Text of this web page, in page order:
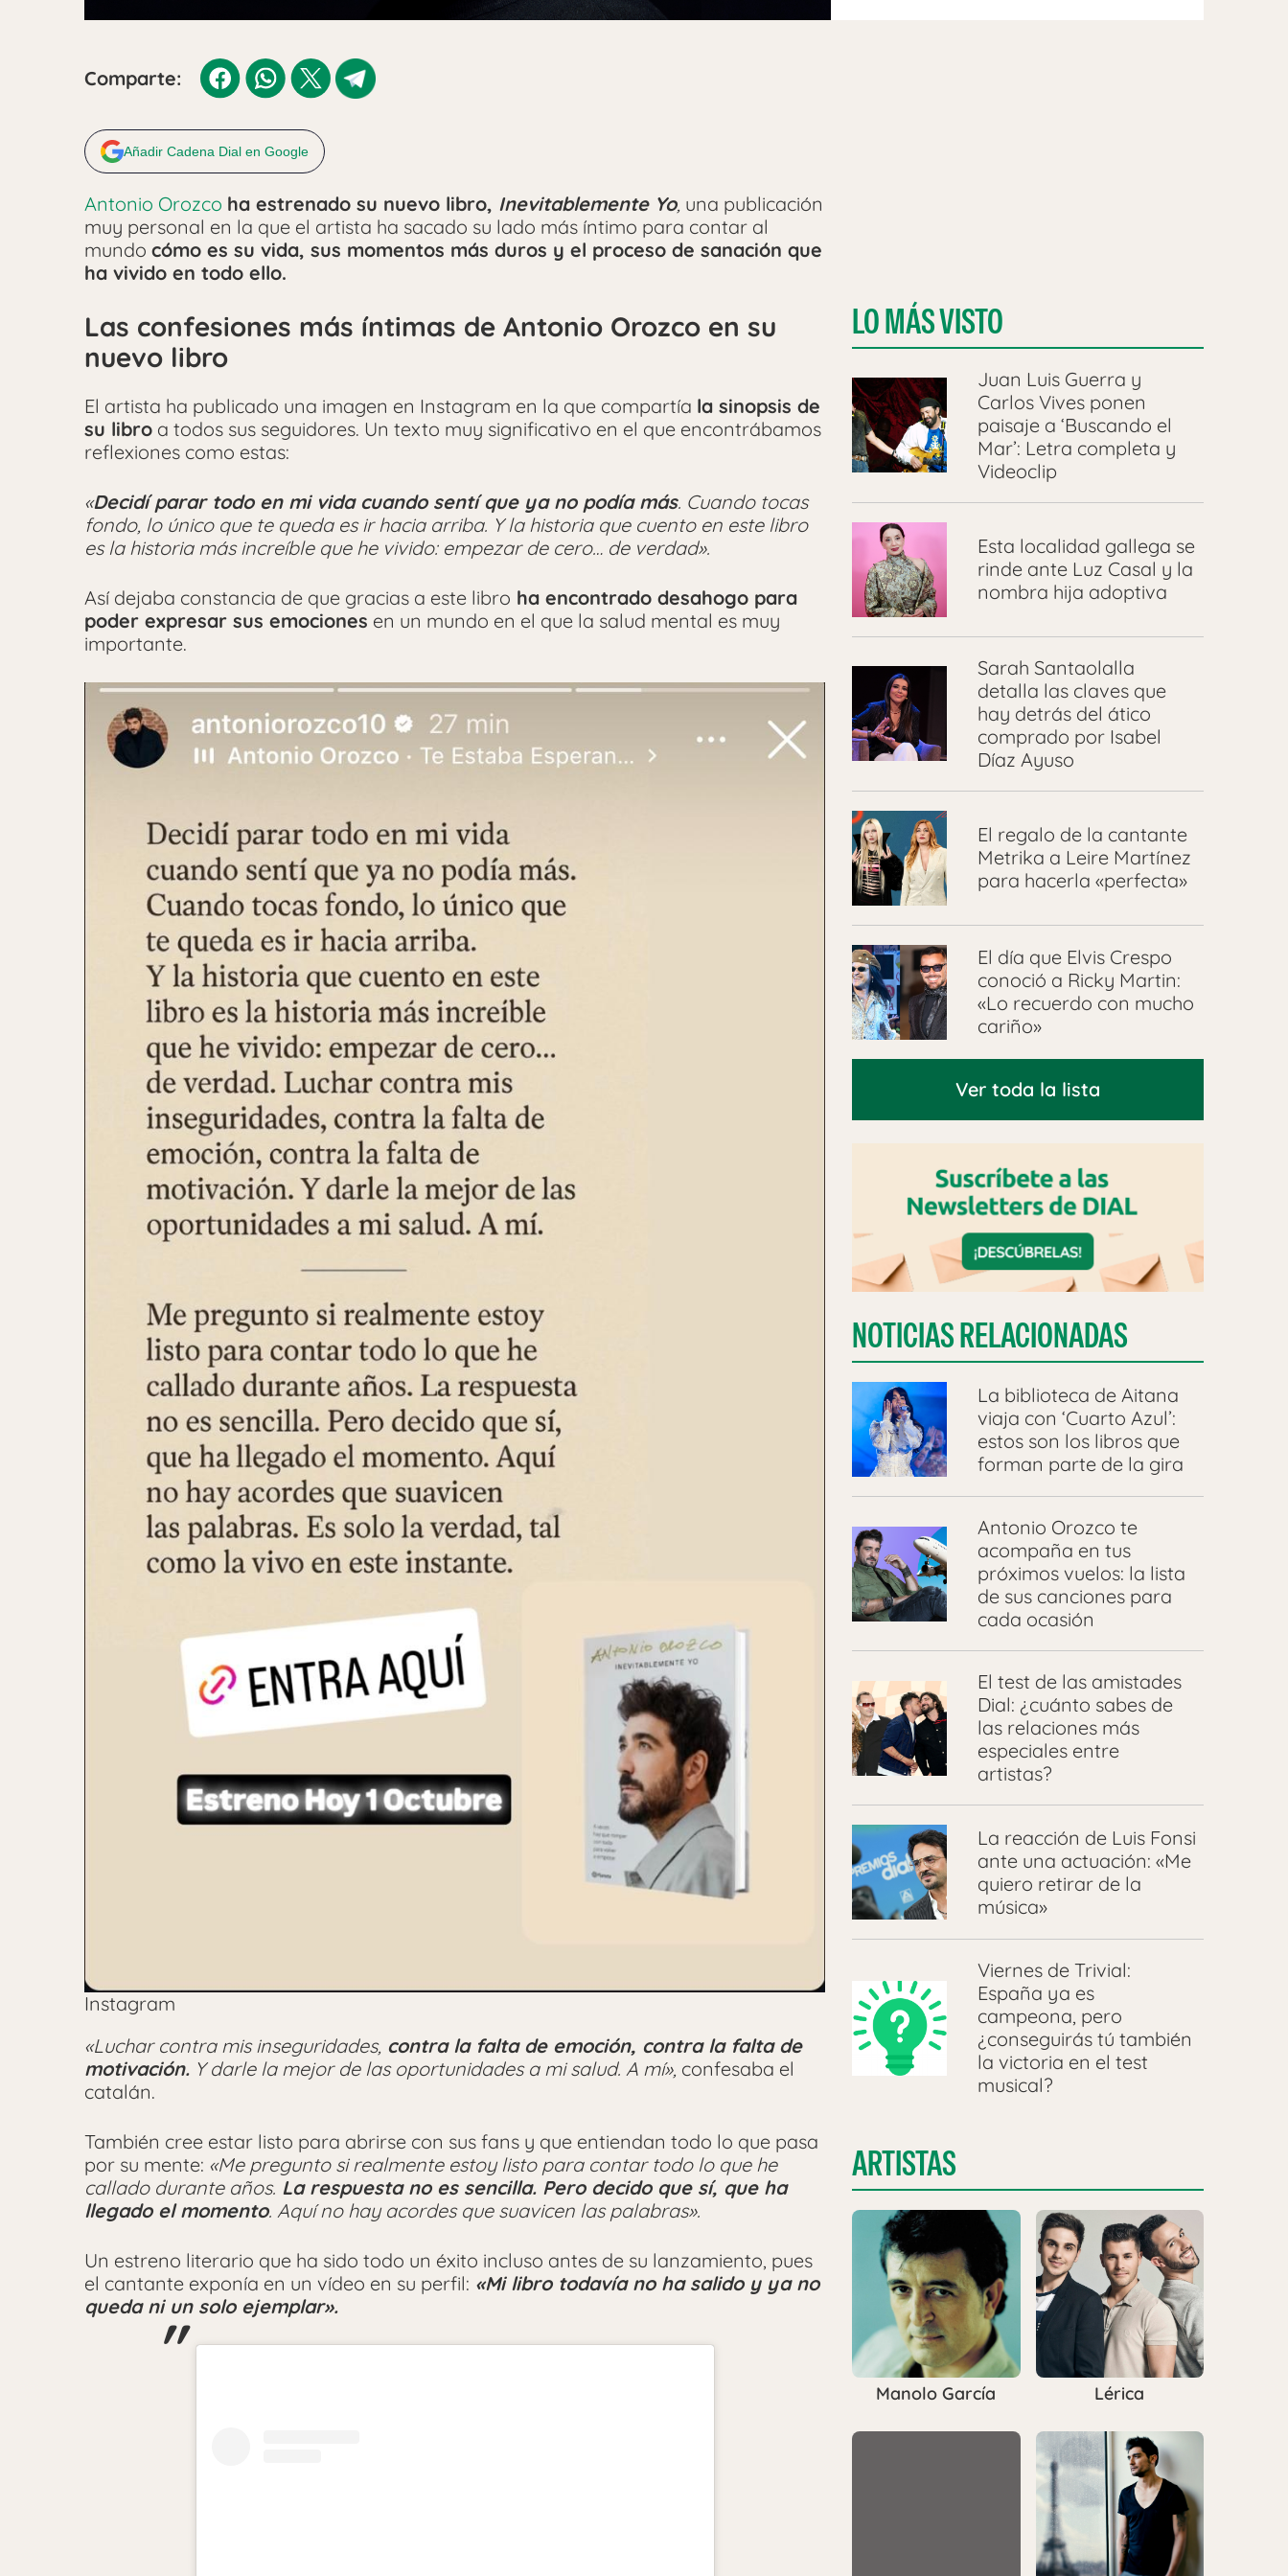
Comparte:
Añadir Cadena Dial en Google
Antonio Orozco ha estrenado su nuevo libro, Inevitablemente Yo, una publicación
muy personal en la que el artista ha sacado su lado más íntimo para contar al
mundo cómo es su vida, sus momentos más duros y el proceso de sanación que
ha vivido en todo ello.
Las confesiones más íntimas de Antonio Orozco en su
nuevo libro
El artista ha publicado una imagen en Instagram en la que compartía la sinopsis de
su libro a todos sus seguidores. Un texto muy significativo en el que encontrábamos
reflexiones como estas:
«Decidí parar todo en mi vida cuando sentí que ya no podía más. Cuando tocas
fondo, lo único que te queda es ir hacia arriba. Y la historia que cuento en este libro
es la historia más increíble que he vivido: empezar de cero… de verdad».
Así dejaba constancia de que gracias a este libro ha encontrado desahogo para
poder expresar sus emociones en un mundo en el que la salud mental es muy
importante.
Instagram
«Luchar contra mis inseguridades, contra la falta de emoción, contra la falta de
motivación. Y darle la mejor de las oportunidades a mi salud. A mí», confesaba el
catalán.
También cree estar listo para abrirse con sus fans y que entiendan todo lo que pasa
por su mente: «Me pregunto si realmente estoy listo para contar todo lo que he
callado durante años. La respuesta no es sencilla. Pero decido que sí, que ha
llegado el momento. Aquí no hay acordes que suavicen las palabras».
Un estreno literario que ha sido todo un éxito incluso antes de su lanzamiento, pues
el cantante exponía en un vídeo en su perfil: «Mi libro todavía no ha salido y ya no
queda ni un solo ejemplar».
LO MÁS VISTO
Juan Luis Guerra y
Carlos Vives ponen
paisaje a ‘Buscando el
Mar’: Letra completa y
Videoclip
Esta localidad gallega se
rinde ante Luz Casal y la
nombra hija adoptiva
Sarah Santaolalla
detalla las claves que
hay detrás del ático
comprado por Isabel
Díaz Ayuso
El regalo de la cantante
Metrika a Leire Martínez
para hacerla «perfecta»
El día que Elvis Crespo
conoció a Ricky Martin:
«Lo recuerdo con mucho
cariño»
Ver toda la lista
NOTICIAS RELACIONADAS
La biblioteca de Aitana
viaja con ‘Cuarto Azul’:
estos son los libros que
forman parte de la gira
Antonio Orozco te
acompaña en tus
próximos vuelos: la lista
de sus canciones para
cada ocasión
El test de las amistades
Dial: ¿cuánto sabes de
las relaciones más
especiales entre
artistas?
La reacción de Luis Fonsi
ante una actuación: «Me
quiero retirar de la
música»
Viernes de Trivial:
España ya es
campeona, pero
¿conseguirás tú también
la victoria en el test
musical?
ARTISTAS
Manolo García Lérica